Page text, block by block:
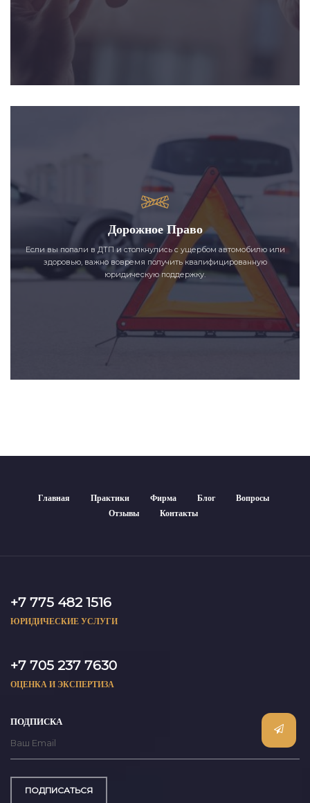
Дорожное Право
Если вы попали в ДТП и столкнулись с ущербом автомобилю или
здоровью, важно вовремя получить квалифицированную
юридическую поддержку.
Главная Практики Фирма Блог
Вопросы
Отзывы
Контакты
+7 775 482 1516
ЮРИДИЧЕСКИЕ УСЛУГИ
+7 705 237 7630
ОЦЕНКА И ЭКСПЕРТИЗА
ПОДПИСКА
ПОДПИСАТЬСЯ